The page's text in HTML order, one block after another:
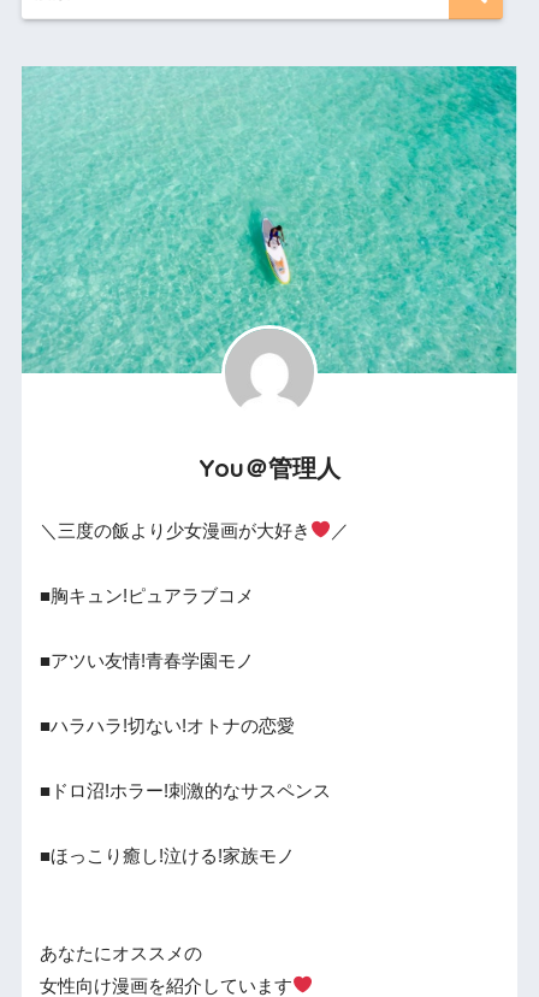
You＠管理人
＼三度の飯より少女漫画が大好き ／
■胸キュン!ピュアラブコメ
■アツい友情!青春学園モノ
■ハラハラ!切ない!オトナの恋愛
■ドロ沼!ホラー!刺激的なサスペンス
■ほっこり癒し!泣ける!家族モノ
あなたにオススメの
女性向け漫画を紹介しています